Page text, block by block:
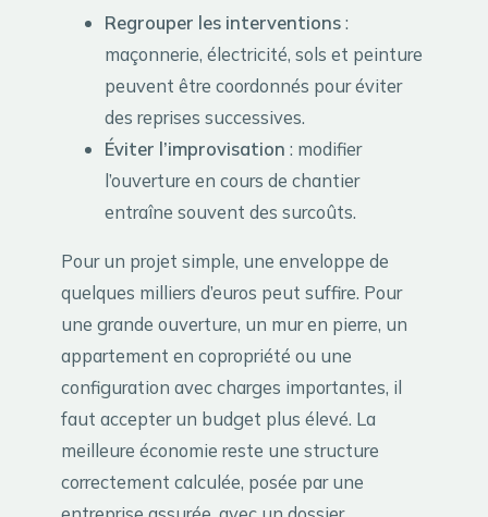
Regrouper les interventions:
maçonnerie, électricité, sols et peinture
peuvent être coordonnés pour éviter
des reprises successives.
Éviter l’improvisation : modifier
l’ouverture en cours de chantier
entraîne souvent des surcoûts.
Pour un projet simple, une enveloppe de
quelques milliers d’euros peut suffire. Pour
une grande ouverture, un mur en pierre, un
appartement en copropriété ou une
configuration avec charges importantes, il
faut accepter un budget plus élevé. La
meilleure économie reste une structure
correctement calculée, posée par une